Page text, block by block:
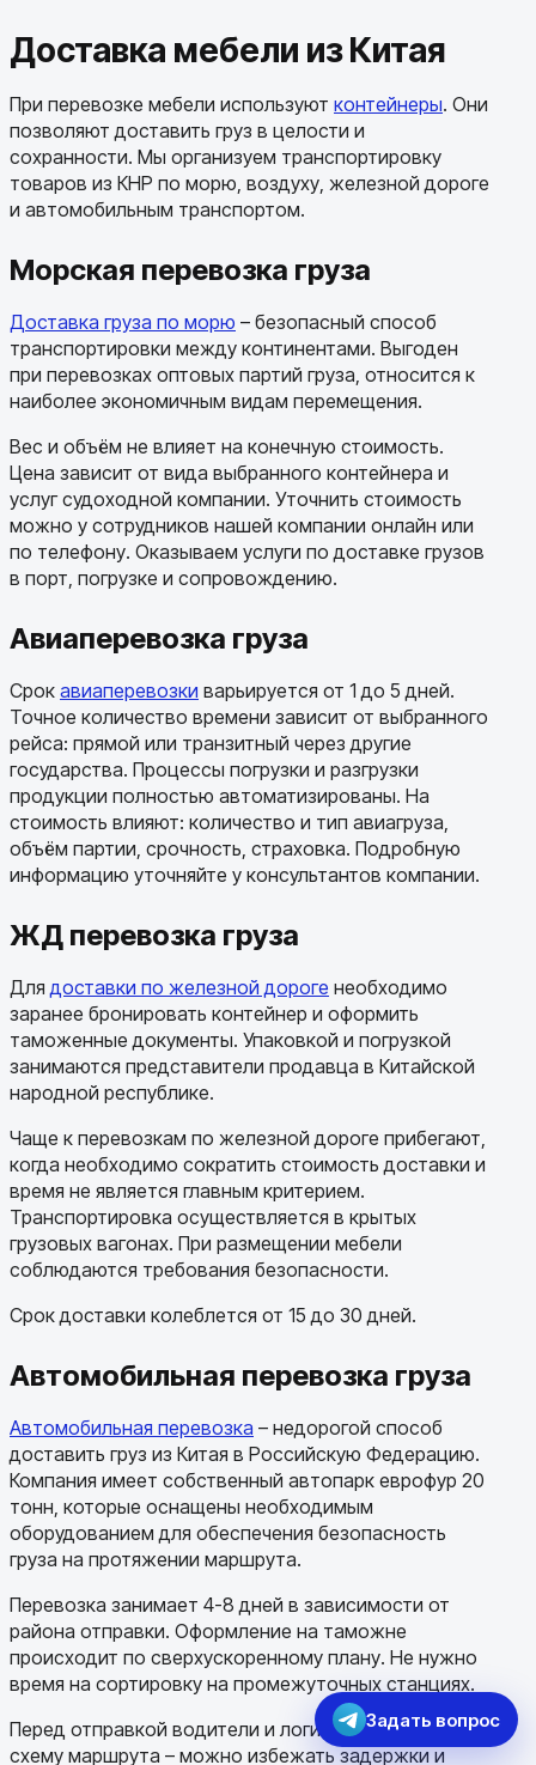
Задать вопрос
Доставка мебели из Китая
При перевозке мебели используют контейнеры. Они
позволяют доставить груз в целости и
сохранности. Мы организуем транспортировку
товаров из КНР по морю, воздуху, железной дороге
и автомобильным транспортом.
Морская перевозка груза
Доставка груза по морю – безопасный способ
транспортировки между континентами. Выгоден
при перевозках оптовых партий груза, относится к
наиболее экономичным видам перемещения.
Вес и объём не влияет на конечную стоимость.
Цена зависит от вида выбранного контейнера и
услуг судоходной компании. Уточнить стоимость
можно у сотрудников нашей компании онлайн или
по телефону. Оказываем услуги по доставке грузов
в порт, погрузке и сопровождению.
Авиаперевозка груза
Срок авиаперевозки варьируется от 1 до 5 дней.
Точное количество времени зависит от выбранного
рейса: прямой или транзитный через другие
государства. Процессы погрузки и разгрузки
продукции полностью автоматизированы. На
стоимость влияют: количество и тип авиагруза,
объём партии, срочность, страховка. Подробную
информацию уточняйте у консультантов компании.
ЖД перевозка груза
Для доставки по железной дороге необходимо
заранее бронировать контейнер и оформить
таможенные документы. Упаковкой и погрузкой
занимаются представители продавца в Китайской
народной республике.
Чаще к перевозкам по железной дороге прибегают,
когда необходимо сократить стоимость доставки и
время не является главным критерием.
Транспортировка осуществляется в крытых
грузовых вагонах. При размещении мебели
соблюдаются требования безопасности.
Срок доставки колеблется от 15 до 30 дней.
Автомобильная перевозка груза
Автомобильная перевозка – недорогой способ
доставить груз из Китая в Российскую Федерацию.
Компания имеет собственный автопарк еврофур 20
тонн, которые оснащены необходимым
оборудованием для обеспечения безопасность
груза на протяжении маршрута.
Перевозка занимает 4-8 дней в зависимости от
района отправки. Оформление на таможне
происходит по сверхускоренному плану. Не нужно
время на сортировку на промежуточных станциях.
Перед отправкой водители и логисты составляют
схему маршрута – можно избежать задержки и